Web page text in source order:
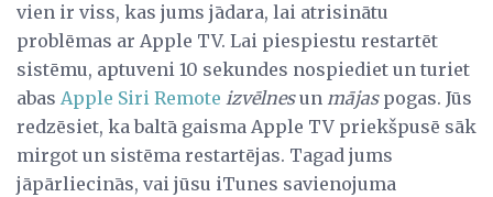
vien ir viss, kas jums jādara, lai atrisinātu
problēmas ar Apple TV. Lai piespiestu restartēt
sistēmu, aptuveni 10 sekundes nospiediet un turiet
abas Apple Siri Remote izvēlnesun mājaspogas. Jūs
redzēsiet, ka baltā gaisma Apple TV priekšpusē sāk
mirgot un sistēma restartējas. Tagad jums
jāpārliecinās, vai jūsu iTunes savienojuma